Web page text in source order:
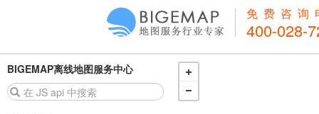
免费咨询
400-028-
BIGEMAP离线地图服务中心